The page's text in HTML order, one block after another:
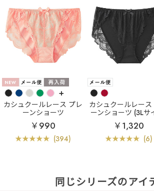
+
カシュクールレース プレ
ーンショーツ
￥990
(394)
カシュクールレース
ーンショーツ (3Lサ
￥1,320
(6)
同じシリーズのアイ